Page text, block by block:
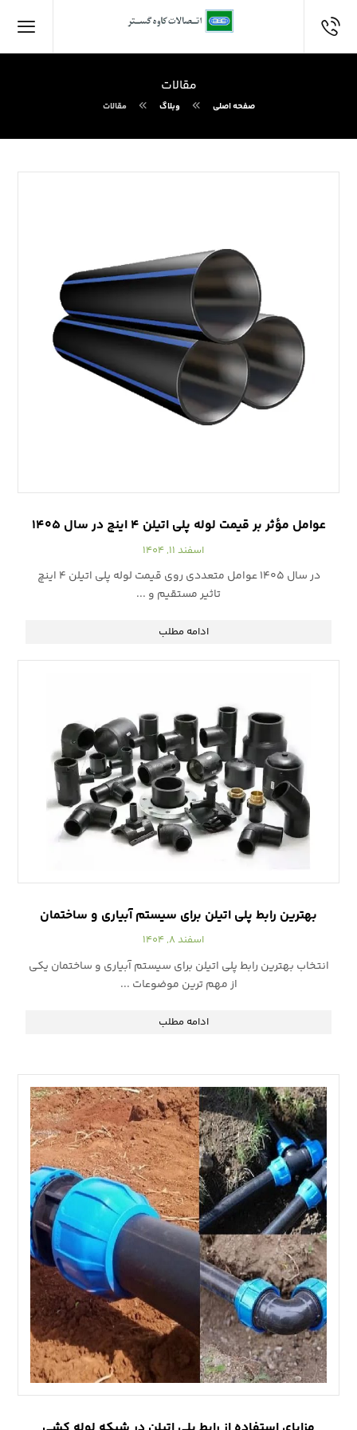
مقالات
صفحه اصلی وبلاگ مقالات
عوامل مؤثر بر قیمت لوله پلی اتیلن ۴ اینچ در سال ۱۴۰۵
اسفند ۱۱, ۱۴۰۴
در سال ۱۴۰۵ عوامل متعددی روی قیمت لوله پلی اتیلن ۴ اینچ
تاثیر مستقیم و ...
ادامه مطلب
بهترین رابط پلی اتیلن برای سیستم آبیاری و ساختمان
اسفند ۸, ۱۴۰۴
انتخاب بهترین رابط پلی اتیلن برای سیستم آبیاری و ساختمان یکی
از مهم ترین موضوعات ...
ادامه مطلب